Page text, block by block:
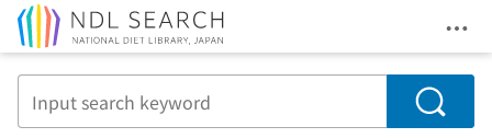
Search